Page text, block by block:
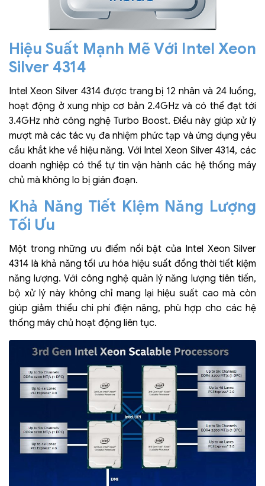
Hiệu Suất Mạnh Mẽ Với Intel Xeon
Silver 4314
Intel Xeon Silver 4314 được trang bị 12 nhân và 24 luồng,
hoạt động ở xung nhịp cơ bản 2.4GHz và có thể đạt tới
3.4GHz nhờ công nghệ Turbo Boost. Điều này giúp xử lý
mượt mà các tác vụ đa nhiệm phức tạp và ứng dụng yêu
cầu khắt khe về hiệu năng. Với Intel Xeon Silver 4314, các
doanh nghiệp có thể tự tin vận hành các hệ thống máy
chủ mà không lo bị gián đoạn.
Khả Năng Tiết Kiệm Năng Lượng
Tối Ưu
Một trong những ưu điểm nổi bật của Intel Xeon Silver
4314 là khả năng tối ưu hóa hiệu suất đồng thời tiết kiệm
năng lượng. Với công nghệ quản lý năng lượng tiên tiến,
bộ xử lý này không chỉ mang lại hiệu suất cao mà còn
giúp giảm thiểu chi phí điện năng, phù hợp cho các hệ
thống máy chủ hoạt động liên tục.